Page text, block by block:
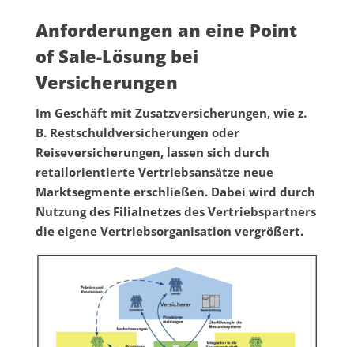
Anforderungen an eine Point
of Sale-Lösung bei
Versicherungen
Im Geschäft mit Zusatzversicherungen, wie z.
B. Restschuldversicherungen oder
Reiseversicherungen, lassen sich durch
retailorientierte Vertriebsansätze neue
Marktsegmente erschließen. Dabei wird durch
Nutzung des Filialnetzes des Vertriebspartners
die eigene Vertriebsorganisation vergrößert.